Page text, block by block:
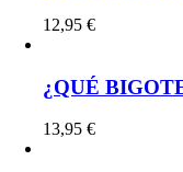
12,95€
¿QUÉ
13,95€